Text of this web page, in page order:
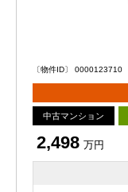
〔物件ID〕 0000123710
中古マンション
2,498 万円